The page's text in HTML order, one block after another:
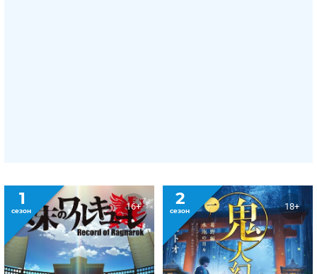
1
сезон 16+ 2
сезон 18+